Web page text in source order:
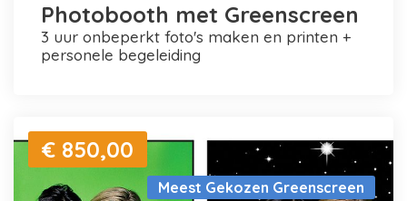
Photobooth met Greenscreen
3 uur onbeperkt foto's maken en printen +
personele begeleiding
Meest Gekozen Greenscreen
€ 850,00